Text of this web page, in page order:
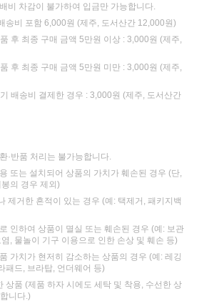
비 차감이 불가하여 입금만 가능합니다.
송비 포함 6,000원 (제주, 도서산간 12,000원)
후 최종 구매 금액 5만원 이상 : 3,000원 (제주,
후 최종 구매 금액 5만원 미만 : 3,000원 (제주,
배송비 결제한 경우 : 3,000원 (제주, 도서산간
·반품 처리는 불가능합니다.
또는 설치되어 상품의 가치가 훼손된 경우 (단,
의 경우 제외)
제거한 흔적이 있는 경우 (예: 택제거, 패키지백
인하여 상품이 멸실 또는 훼손된 경우 (예: 보관
, 물놀이 기구 이용으로 인한 손상 및 훼손 등)
가치가 현저히 감소하는 상품의 경우 (예: 레깅
패드, 브라탑, 언더웨어 등)
상품 (제품 하자 시에도 세탁 및 착용, 수선한 상
니다.)